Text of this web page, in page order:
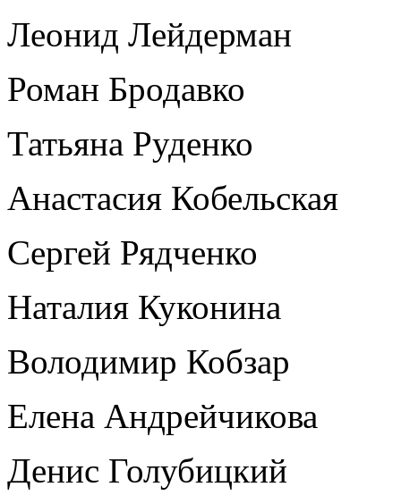
Леонид Лейдерман
Роман Бродавко
Татьяна Руденко
Анастасия Кобельская
Сергей Рядченко
Наталия Куконина
Володимир Кобзар
Елена Андрейчикова
Денис Голубицкий